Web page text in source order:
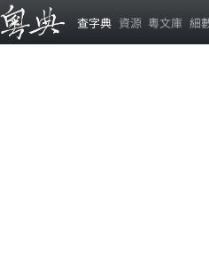
查字典 資源 粵文庫 細